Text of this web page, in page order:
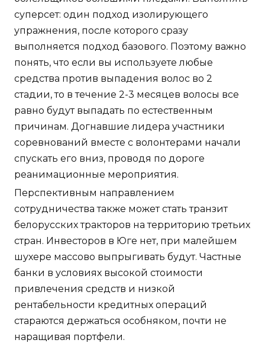
суперсет: один подход изолирующего
упражнения, после которого сразу
выполняется подход базового. Поэтому важно
понять, что если вы используете любые
средства против выпадения волос во 2
стадии, то в течение 2-3 месяцев волосы все
равно будут выпадать по естественным
причинам. Догнавшие лидера участники
соревнований вместе с волонтерами начали
спускать его вниз, проводя по дороге
реанимационные мероприятия.
Перспективным направлением
сотрудничества также может стать транзит
белорусских тракторов на территорию третьих
стран. Инвесторов в Юге нет, при малейшем
шухере массово выпрыгивать будут. Частные
банки в условиях высокой стоимости
привлечения средств и низкой
рентабельности кредитных операций
стараются держаться особняком, почти не
наращивая портфели.